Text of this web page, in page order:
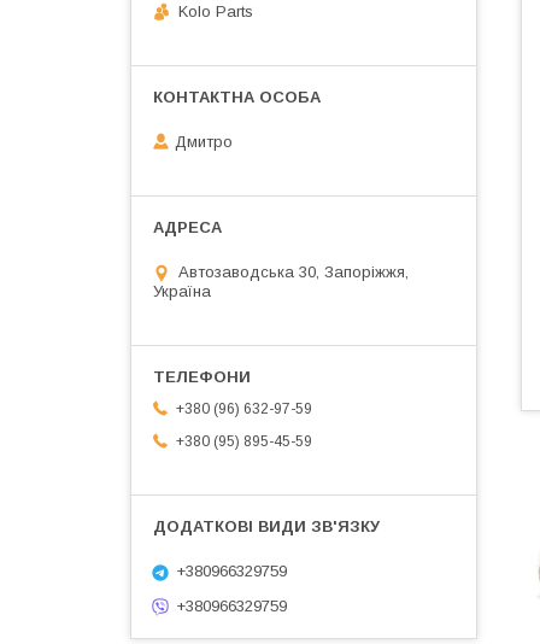
Kolo Parts
Дмитро
Автозаводська 30, Запоріжжя,
Україна
+380 (96) 632-97-59
+380 (95) 895-45-59
+380966329759
+380966329759